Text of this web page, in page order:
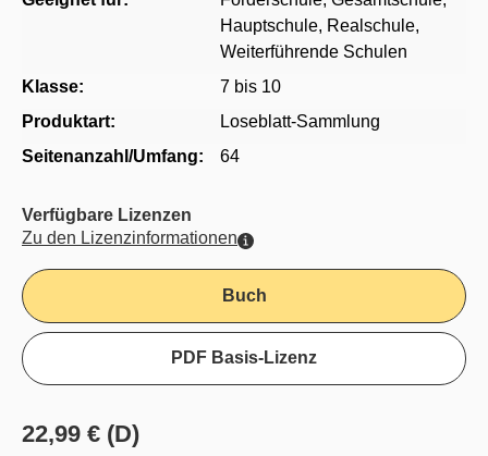
Hauptschule, Realschule,
Weiterführende Schulen
Klasse:
7 bis 10
Produktart:
Loseblatt-Sammlung
Seitenanzahl/Umfang:
64
Verfügbare Lizenzen
Zu den Lizenzinformationen
Buch
PDF Basis-Lizenz
22,99 € (D)